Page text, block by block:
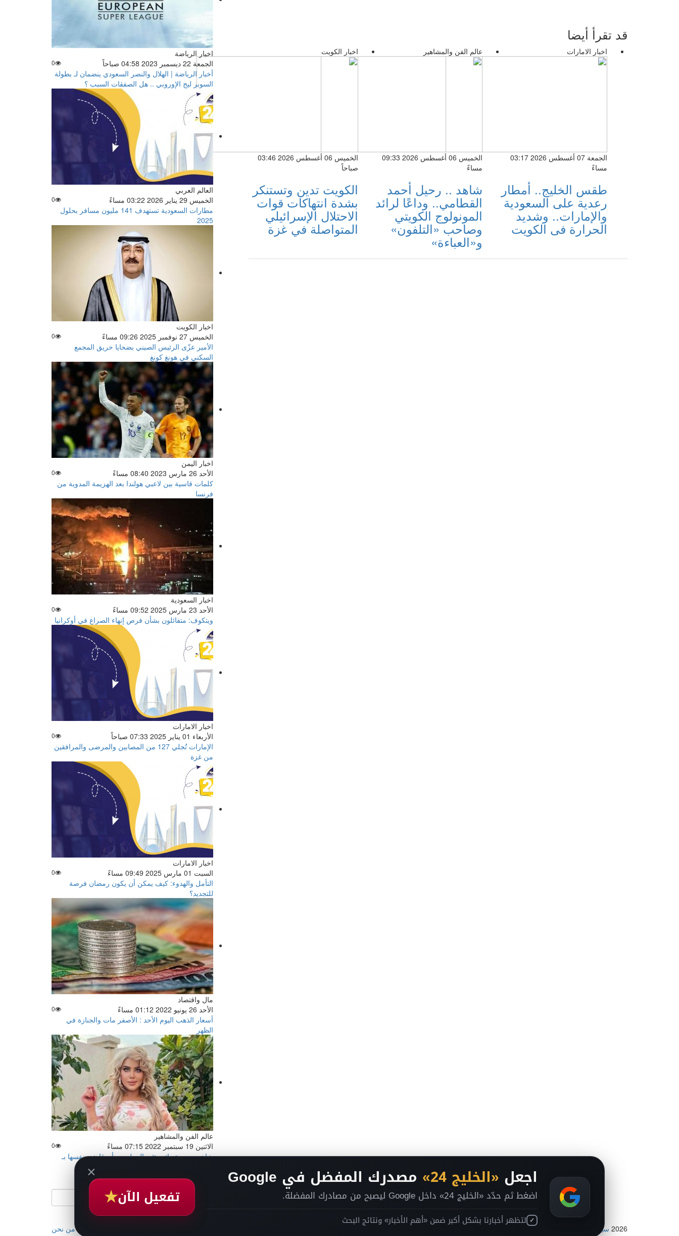
قد تقرأ أيضا
اخبار الامارات
الجمعة 07 أغسطس 2026 03:17
مساءً
طقس الخليج.. أمطار
رعدية على السعودية
والإمارات.. وشديد
الحرارة فى الكويت
عالم الفن والمشاهير
الخميس 06 أغسطس 2026 09:33
مساءً
شاهد .. رحيل أحمد
القطامي.. وداعًا لرائد
المونولوج الكويتي
وصاحب «التلفون»
و«العباءة»
اخبار الكويت
الخميس 06 أغسطس 2026 03:46
صباحاً
الكويت تدين وتستنكر
بشدة انتهاكات قوات
الاحتلال الإسرائيلي
المتواصلة في غزة
اخبار الرياضة
الجمعة 22 ديسمبر 2023 04:58 صباحاً
0
أخبار الرياضة | الهلال والنصر السعودي ينضمان لـ بطولة
السوبر ليج الإوروبي .. هل الصفقات السبب ؟
العالم العربي
الخميس 29 يناير 2026 03:22 مساءً
0
مطارات السعودية تستهدف 141 مليون مسافر بحلول
2025
اخبار الكويت
الخميس 27 نوفمبر 2025 09:26 مساءً
0
الأمير عزّى الرئيس الصيني بضحايا حريق المجمع
السكني في هونغ كونغ
اخبار اليمن
الأحد 26 مارس 2023 08:40 مساءً
0
كلمات قاسية بين لاعبي هولندا بعد الهزيمة المدوية من
فرنسا
اخبار السعودية
الأحد 23 مارس 2025 09:52 مساءً
0
ويتكوف: متفائلون بشأن فرص إنهاء الصراع في أوكرانيا
اخبار الامارات
الأربعاء 01 يناير 2025 07:33 صباحاً
0
الإمارات تُجلي 127 من المصابين والمرضى والمرافقين
من غزة
اخبار الامارات
السبت 01 مارس 2025 09:49 مساءً
0
التأمل والهدوء: كيف يمكن أن يكون رمضان فرصة
للتجديد؟
مال واقتصاد
الأحد 26 يونيو 2022 01:12 مساءً
0
أسعار الذهب اليوم الأحد : الأصفر مات والجنازة في
الظهر
عالم الفن والمشاهير
الاثنين 19 سبتمبر 2022 07:15 مساءً
0
شاهد .. مروة راتب تثير الجدل بعد أن قارنت نفسها بـ
بحث سريع:
2026 سياسة الخصوصية حقوق الملكية الفكرية DMCA فريق التحرير من نحن
× اجعل «الخليج 24» مصدرك المفضل في Google
اضغط ثم حدّد «الخليج 24» داخل Google ليصبح من مصادرك المفضلة.
✓ لتظهر أخبارنا بشكل أكبر ضمن «أهم الأخبار» ونتائج البحث
تفعيل الآن★
انضم لقناتنا على تيليجرام